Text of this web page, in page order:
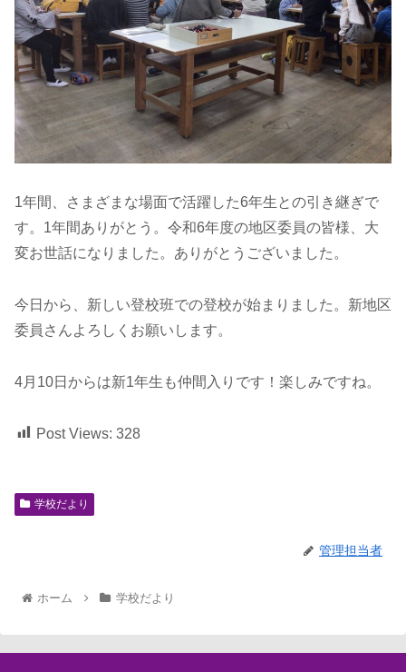
1年間、さまざまな場面で活躍した6年生との引き継ぎで
す。1年間ありがとう。令和6年度の地区委員の皆様、大
変お世話になりました。ありがとうございました。
今日から、新しい登校班での登校が始まりました。新地区
委員さんよろしくお願いします。
4月10日からは新1年生も仲間入りです！楽しみですね。
Post Views: 328
学校だより
管理担当者
ホーム 学校だより